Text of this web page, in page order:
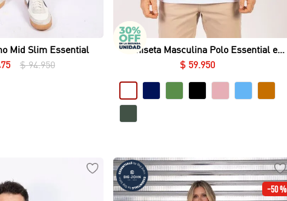
rápida
Mid Slim Essential
$ 94.950
Vista rápida
Camiseta Masculina Polo Essential en
Piqué Lycrado
$ 59.950
-50 %